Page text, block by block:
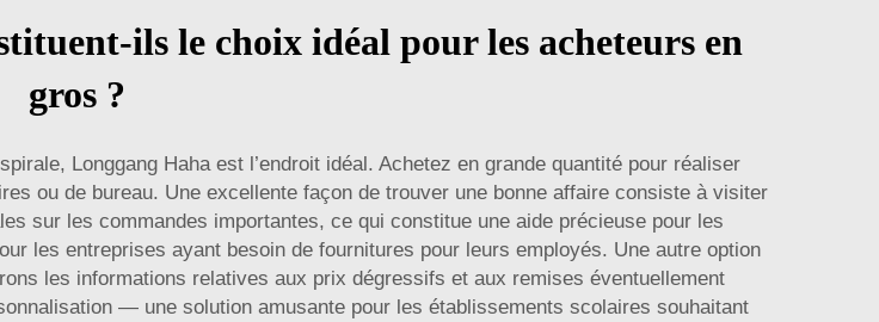
ils le choix idéal pour les acheteurs en
gros ?
Longgang Haha est l’endroit idéal. Achetez en grande quantité pour réaliser
ou de bureau. Une excellente façon de trouver une bonne affaire consiste à visiter
sur les commandes importantes, ce qui constitue une aide précieuse pour les
les entreprises ayant besoin de fournitures pour leurs employés. Une autre option
les informations relatives aux prix dégressifs et aux remises éventuellement
— une solution amusante pour les établissements scolaires souhaitant